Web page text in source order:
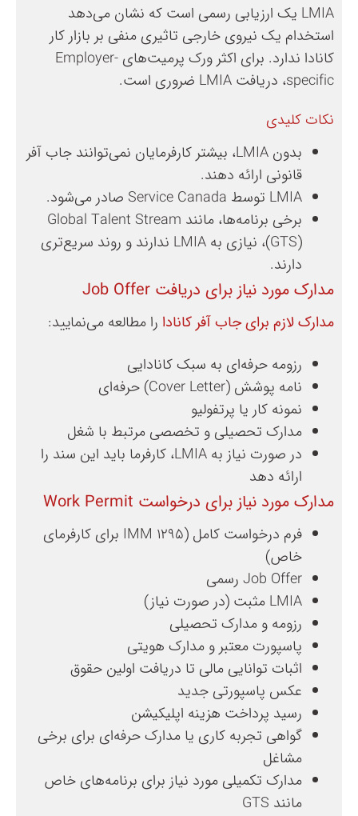
LMIA یک ارزیابی رسمی است که نشان می‌دهد
استخدام یک نیروی خارجی تاثیری منفی بر بازار کار
کانادا ندارد. برای اکثر ورک پرمیت‌های Employer-
specific، دریافت LMIA ضروری است.
نکات کلیدی
بدون LMIA، بیشتر کارفرمایان نمی‌توانند جاب آفر
قانونی ارائه دهند.
LMIA توسط Service Canada صادر می‌شود.
برخی برنامه‌ها، مانند Global Talent Stream
(GTS)، نیازی به LMIA ندارند و روند سریع‌تری
دارند.
مدارک مورد نیاز برای دریافت Job Offer
مدارک لازم برای جاب آفر کانادا را مطالعه می‌نمایید:
رزومه حرفه‌ای به سبک کانادایی
نامه پوشش (Cover Letter) حرفه‌ای
نمونه کار یا پرتفولیو
مدارک تحصیلی و تخصصی مرتبط با شغل
در صورت نیاز به LMIA، کارفرما باید این سند را
ارائه دهد
مدارک مورد نیاز برای درخواست Work Permit
فرم درخواست کامل (IMM 1295 برای کارفرمای
خاص)
Job Offer رسمی
LMIA مثبت (در صورت نیاز)
رزومه و مدارک تحصیلی
پاسپورت معتبر و مدارک هویتی
اثبات توانایی مالی تا دریافت اولین حقوق
عکس پاسپورتی جدید
رسید پرداخت هزینه اپلیکیشن
گواهی تجربه کاری یا مدارک حرفه‌ای برای برخی
مشاغل
مدارک تکمیلی مورد نیاز برای برنامه‌های خاص
مانند GTS